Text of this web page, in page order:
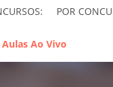
POR
Aulas Ao Vivo